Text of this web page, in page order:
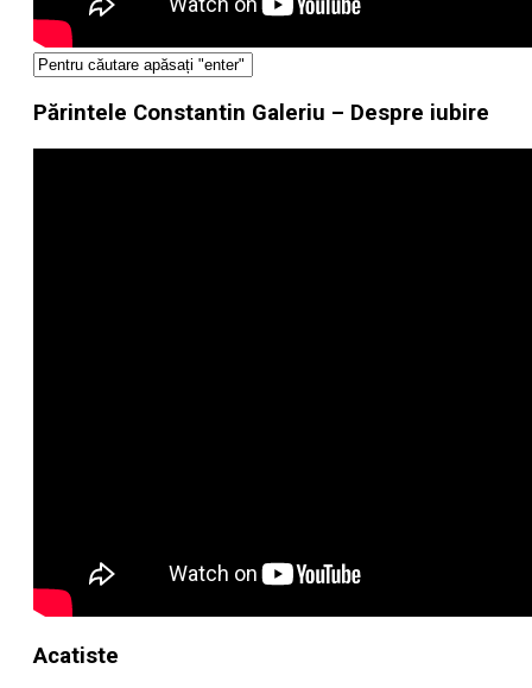
Părintele Constantin Galeriu – Despre iubire
Acatiste